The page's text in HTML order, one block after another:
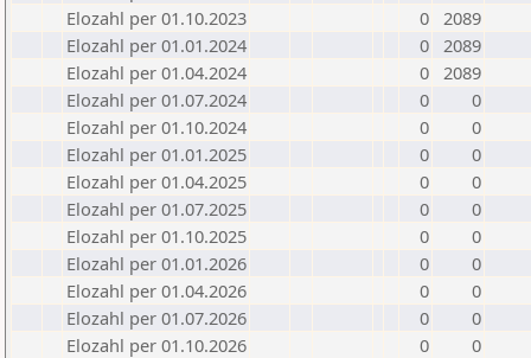
Elozahl per 01.10.2023
0 2089
Elozahl per 01.01.2024
0 2089
Elozahl per 01.04.2024
0 2089
Elozahl per 01.07.2024
0
0
Elozahl per 01.10.2024
0
0
Elozahl per 01.01.2025
0
0
Elozahl per 01.04.2025
0
0
Elozahl per 01.07.2025
0
0
Elozahl per 01.10.2025
0
0
Elozahl per 01.01.2026
0
0
Elozahl per 01.04.2026
0
0
Elozahl per 01.07.2026
0
0
Elozahl per 01.10.2026
0 0